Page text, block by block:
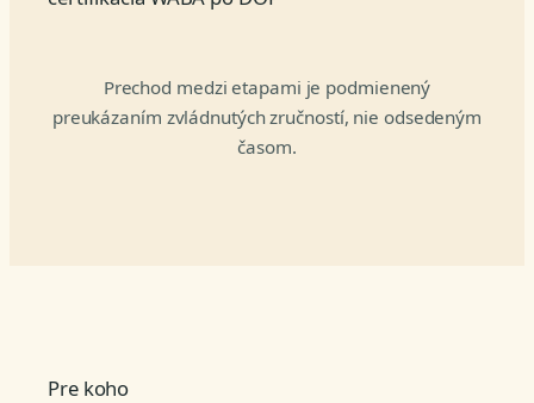
Prechod medzi etapami je podmienený
preukázaním zvládnutých zručností, nie odsedeným
časom.
Pre koho